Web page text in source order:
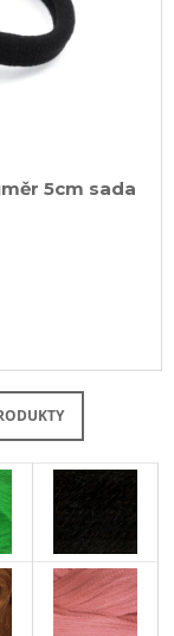
5cm sada